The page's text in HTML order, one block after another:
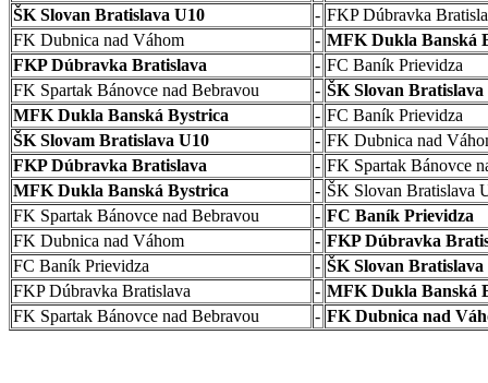
ŠK Slovan Bratislava U10
- FKP Dúbravka
FK Dubnica nad Váhom
- MFK Dukla Banská
FKP Dúbravka Bratislava
- FC Baník Prievidza
FK Spartak Bánovce nad Bebravou
- ŠK Slovan Bratislava
MFK Dukla Banská Bystrica
- FC Baník Prievidza
ŠK Slovam Bratislava U10
- FK Dubnica nad
FKP Dúbravka Bratislava
- FK Spartak Bánovce
MFK Dukla Banská Bystrica
- ŠK Slovan Bratislava
FK Spartak Bánovce nad Bebravou
- FC Baník Prievidza
FK Dubnica nad Váhom
- FKP Dúbravka
FC Baník Prievidza
- ŠK Slovan Bratislava
FKP Dúbravka Bratislava
- MFK Dukla Banská
FK Spartak Bánovce nad Bebravou
- FK Dubnica nad